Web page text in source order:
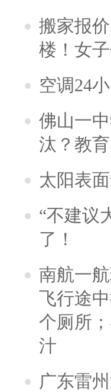
搬家报
楼！女
空调24
佛山一
汰？教
太阳表
“不建议
了！
南航一
飞行途
个厕所
汁
广东雷